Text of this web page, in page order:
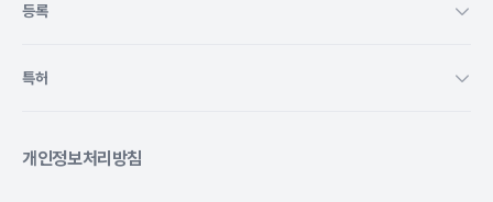
등록
특허
개인정보처리방침